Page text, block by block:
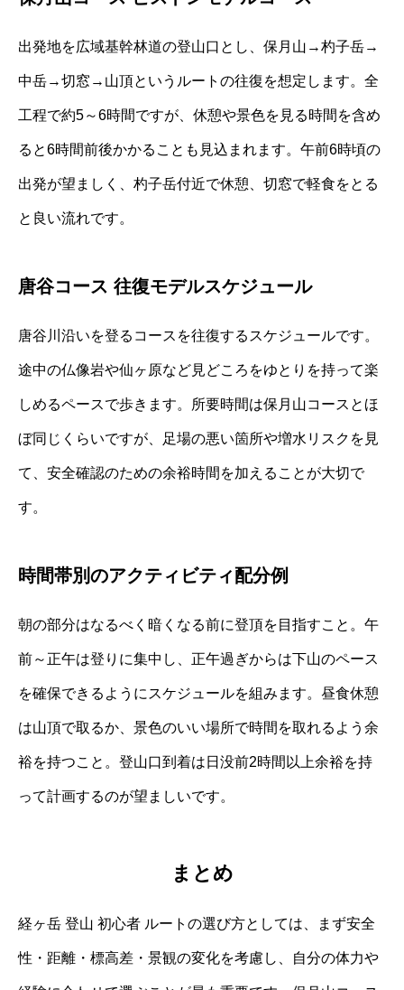
出発地を広域基幹林道の登山口とし、保月山→杓子岳→
中岳→切窓→山頂というルートの往復を想定します。全
工程で約5～6時間ですが、休憩や景色を見る時間を含め
ると6時間前後かかることも見込まれます。午前6時頃の
出発が望ましく、杓子岳付近で休憩、切窓で軽食をとる
と良い流れです。
唐谷コース 往復モデルスケジュール
唐谷川沿いを登るコースを往復するスケジュールです。
途中の仏像岩や仙ヶ原など見どころをゆとりを持って楽
しめるペースで歩きます。所要時間は保月山コースとほ
ぼ同じくらいですが、足場の悪い箇所や増水リスクを見
て、安全確認のための余裕時間を加えることが大切で
す。
時間帯別のアクティビティ配分例
朝の部分はなるべく暗くなる前に登頂を目指すこと。午
前～正午は登りに集中し、正午過ぎからは下山のペース
を確保できるようにスケジュールを組みます。昼食休憩
は山頂で取るか、景色のいい場所で時間を取れるよう余
裕を持つこと。登山口到着は日没前2時間以上余裕を持
って計画するのが望ましいです。
まとめ
経ヶ岳 登山 初心者 ルートの選び方としては、まず安全
性・距離・標高差・景観の変化を考慮し、自分の体力や